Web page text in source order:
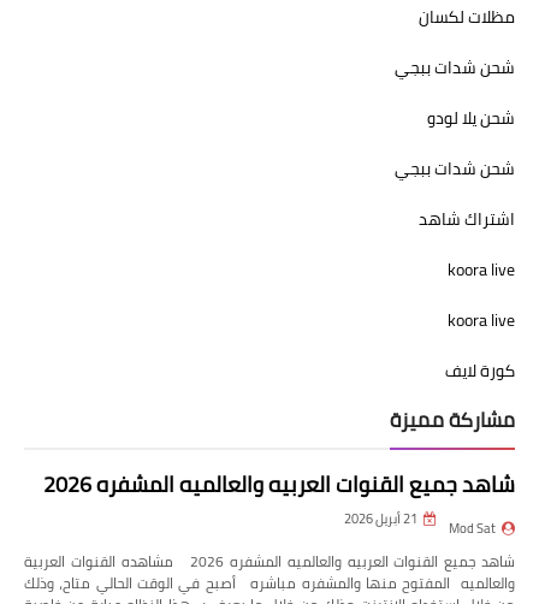
مظلات لكسان
شحن شدات ببجي
شحن يلا لودو
شحن شدات ببجي
اشتراك شاهد
koora live
koora live
كورة لايف
مشاركة مميزة
شاهد جميع القنوات العربيه والعالميه المشفره 2026
Mod Sat 21 أبريل 2026
شاهد جميع القنوات العربيه والعالميه المشفره 2026 مشاهده القنوات العربية
والعالميه المفتوح منها والمشفره مباشره أصبح في الوقت الحالي متاح، وذلك